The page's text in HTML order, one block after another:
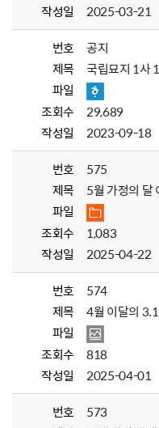
작성일
2025-03-21
번호
공지
제목
국립묘지 1사
파일
조회수
29,689
작성일
2023-09-18
번호
575
제목
5월 가정의 달
파일
조회수
1,083
작성일
2025-04-22
번호
574
제목
4월 이달의
파일
조회수
818
작성일
2025-04-01
번호
573